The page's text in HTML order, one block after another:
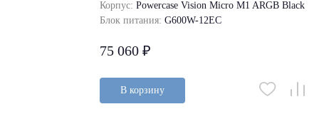
Корпус: Powercase Vision Micro M1 ARGB Black
Блок питания: G600W-12EC
75 060 ₽
В корзину